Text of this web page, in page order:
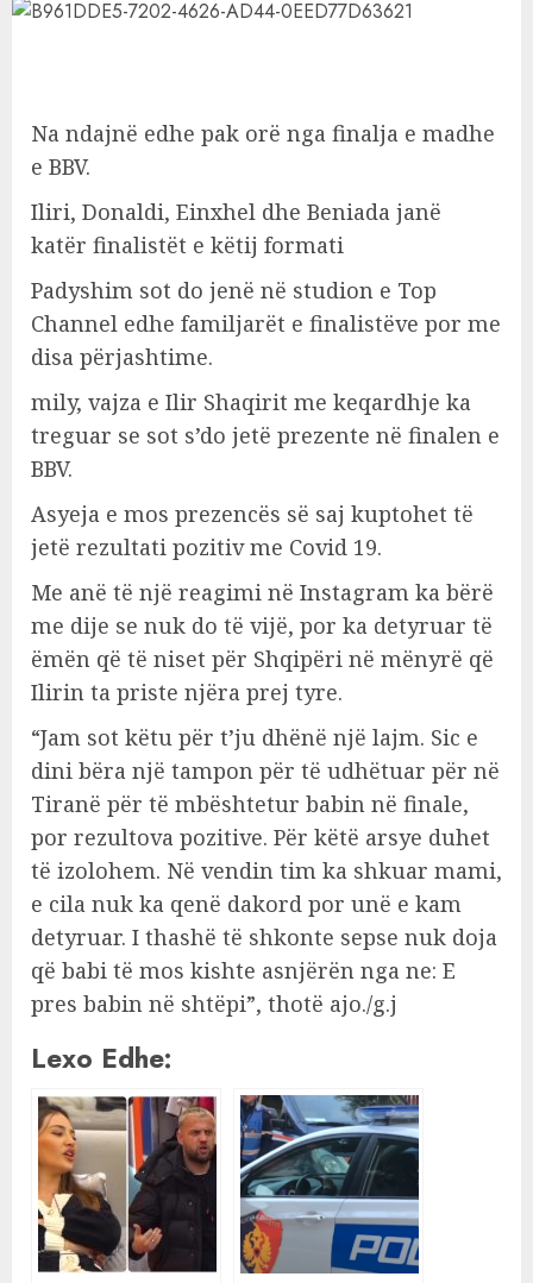
Na ndajnë edhe pak orë nga finalja e madhe
e BBV.
Iliri, Donaldi, Einxhel dhe Beniada janë
katër finalistët e këtij formati
Padyshim sot do jenë në studion e Top
Channel edhe familjarët e finalistëve por me
disa përjashtime.
mily, vajza e Ilir Shaqirit me keqardhje ka
treguar se sot s’do jetë prezente në finalen e
BBV.
Asyeja e mos prezencës së saj kuptohet të
jetë rezultati pozitiv me Covid 19.
Me anë të një reagimi në Instagram ka bërë
me dije se nuk do të vijë, por ka detyruar të
ëmën që të niset për Shqipëri në mënyrë që
Ilirin ta priste njëra prej tyre.
“Jam sot këtu për t’ju dhënë një lajm. Sic e
dini bëra një tampon për të udhëtuar për në
Tiranë për të mbështetur babin në finale,
por rezultova pozitive. Për këtë arsye duhet
të izolohem. Në vendin tim ka shkuar mami,
e cila nuk ka qenë dakord por unë e kam
detyruar. I thashë të shkonte sepse nuk doja
që babi të mos kishte asnjërën nga ne: E
pres babin në shtëpi”, thotë ajo./g.j
Lexo Edhe: